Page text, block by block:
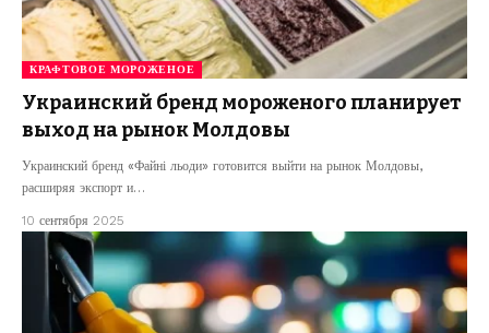
КРАФТОВОЕ МОРОЖЕНОЕ
Украинский бренд мороженого планирует
выход на рынок Молдовы
Украинский бренд «Файні льоди» готовится выйти на рынок Молдовы,
расширяя экспорт и…
10 сентября 2025